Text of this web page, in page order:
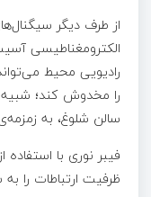
از طرف دیگر
الکترومغناطیسی
رادیویی محیط
را مخدوش کند؛
سالن شلوغ، به
فیبر نوری با
ظرفیت ارتباطات را